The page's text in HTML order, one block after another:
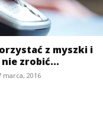
z myszki i
zrobić...
marca, 2016